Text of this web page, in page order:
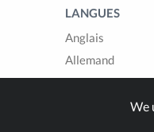
LANGUES
Anglais
Allemand
Français
We